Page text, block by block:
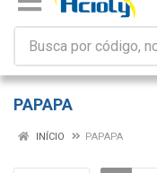
PAPAPA
INÍCIO PAPAPA